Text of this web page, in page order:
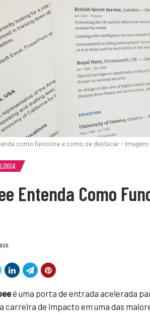
como funciona e como se destacar - Imagem:
Entenda Como
é uma porta de entrada acelerada
carreira de impacto em uma das